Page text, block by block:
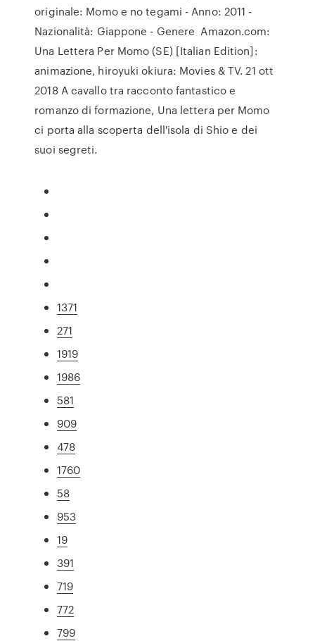
originale: Momo e no tegami - Anno: 2011 -
Nazionalità: Giappone - Genere Amazon.com:
Una Lettera Per Momo (SE) [Italian Edition]:
animazione, hiroyuki okiura: Movies & TV. 21 ott
2018 A cavallo tra racconto fantastico e
romanzo di formazione, Una lettera per Momo
ci porta alla scoperta dell'isola di Shio e dei
suoi segreti.
1371
271
1919
1986
581
909
478
1760
58
953
19
391
719
772
799